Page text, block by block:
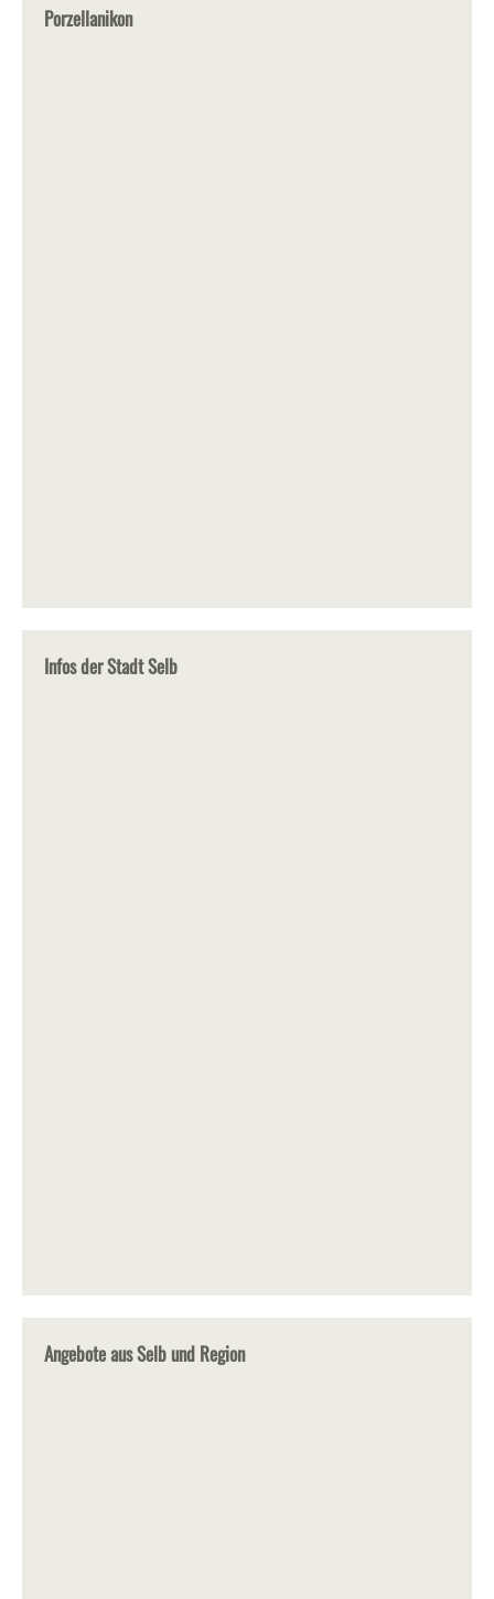
Porzellanikon
Infos der Stadt Selb
Angebote aus Selb und Region